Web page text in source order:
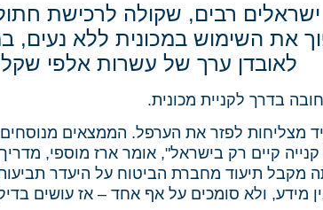
רבים, שקולה לרכישת
את השימוש במכונית ללא נעים,
לאובדן ערך של עשרות אלפי
בדרך לקניית מכונית.
לפזר את הערפל. הממצאים מנוסחים
קיים רק בישראל", אומר ארז מוספי,
מידע, ולא סומכים על אף אחד – אז עושים